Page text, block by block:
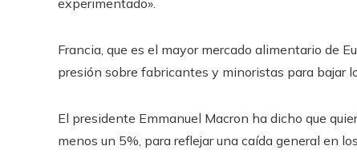
experimentado».
Francia, que es el mayor mercado alimentario de
presión sobre fabricantes y minoristas para bajar
El presidente Emmanuel Macron ha dicho que
menos un 5%, para reflejar una caída general en